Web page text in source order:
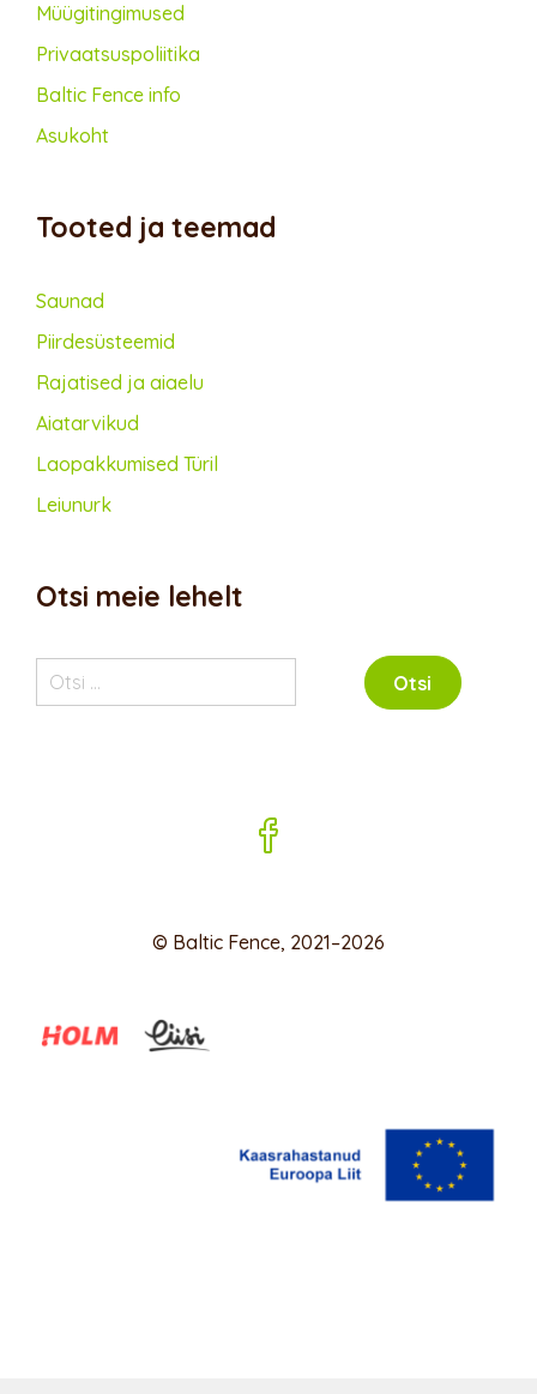
Müügitingimused
Privaatsus­poliitika
Baltic Fence info
Asukoht
Tooted ja teemad
Saunad
Piirdesüsteemid
Rajatised ja aiaelu
Aiatarvikud
Lao­pakkumised Türil
Leiunurk
Otsi meie lehelt
Otsi:
© Baltic Fence, 2021–2026